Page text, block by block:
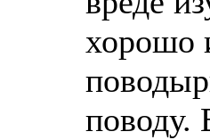
хорошо
поводу.